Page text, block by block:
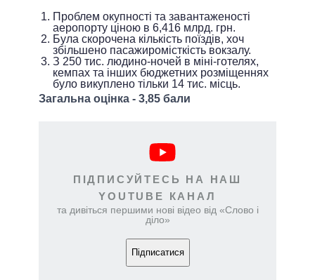
Проблем окупності та завантаженості
аеропорту ціною в 6,416 млрд. грн.
Була скорочена кількість поїздів, хоч
збільшено пасажиромісткість вокзалу.
З 250 тис. людино-ночей в міні-готелях,
кемпах та інших бюджетних розміщеннях
було викуплено тільки 14 тис. місць.
Загальна оцінка - 3,85 бали
ПІДПИСУЙТЕСЬ НА НАШ
YOUTUBE КАНАЛ
та дивіться першими нові відео від «Слово і
діло»
Підписатися